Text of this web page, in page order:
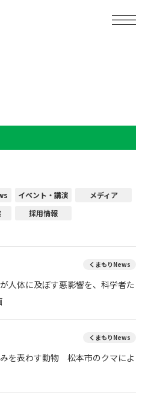
イベント・講演
メディア
採用情報
くまもりNews
人体に及ぼす悪影響を、科学者た
くまもりNews
を表わす動物 松本市のクマによ